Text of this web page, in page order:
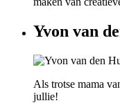
Yvon van
Als trotse mama
jullie!